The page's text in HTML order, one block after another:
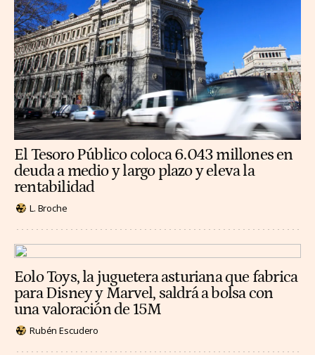
El Tesoro Público coloca 6.043 millones en
deuda a medio y largo plazo y eleva la
rentabilidad
L. Broche
Eolo Toys, la juguetera asturiana que fabrica
para Disney y Marvel, saldrá a bolsa con
una valoración de 15M
Rubén Escudero